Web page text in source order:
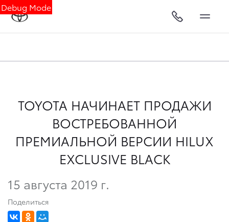
Debug Mode
TOYOTA НАЧИНАЕТ ПРОДАЖИ
ВОСТРЕБОВАННОЙ
ПРЕМИАЛЬНОЙ ВЕРСИИ HILUX
EXCLUSIVE BLACK
15 августа 2019 г.
Поделиться